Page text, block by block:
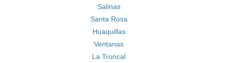
Salinas
Santa Rosa
Huaquillas
Ventanas
La Troncal